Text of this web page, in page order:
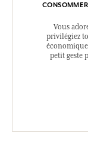
Vous
privilégiez
petit geste